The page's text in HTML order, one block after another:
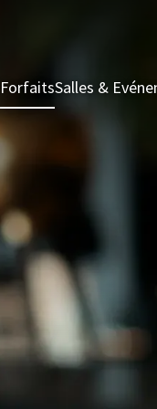
ForfaitsSalles &